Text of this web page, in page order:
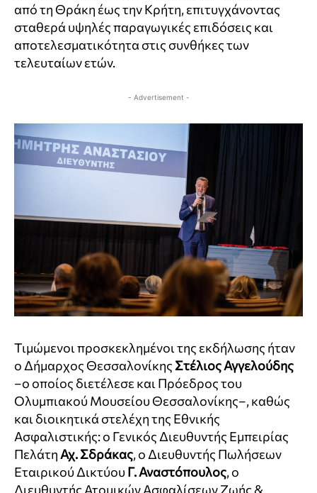
από τη Θράκη έως την Κρήτη, επιτυγχάνοντας
σταθερά υψηλές παραγωγικές επιδόσεις και
αποτελεσματικότητα στις συνθήκες των
τελευταίων ετών.
- Advertisement -
Τιμώμενοι προσκεκλημένοι της εκδήλωσης ήταν
ο Δήμαρχος ΘεσσαλονίκηςΣτέλιος Αγγελούδης
–ο οποίος διετέλεσε και Πρόεδρος του
Ολυμπιακού Μουσείου Θεσσαλονίκης–, καθώς
και διοικητικά στελέχη της Εθνικής
Ασφαλιστικής: ο Γενικός Διευθυντής Εμπειρίας
ΠελάτηΑχ. Σδράκας, ο Διευθυντής Πωλήσεων
Εταιρικού ΔικτύουΓ. Αναστόπουλος, ο
Διευθυντής Ατομικών Ασφαλίσεων Ζωής &